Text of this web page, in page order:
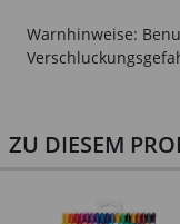
Warnhinweise:
ZU DIESEM